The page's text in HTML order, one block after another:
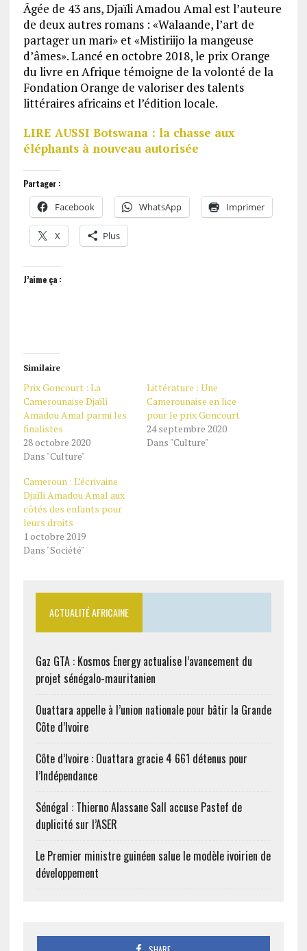
Âgée de 43 ans, Djaïli Amadou Amal est l’auteure
de deux autres romans : «Walaande, l’art de
partager un mari» et «Mistiriijo la mangeuse
d’âmes». Lancé en octobre 2018, le prix Orange
du livre en Afrique témoigne de la volonté de la
Fondation Orange de valoriser des talents
littéraires africains et l’édition locale.
LIRE AUSSI Botswana : la chasse aux
éléphants à nouveau autorisée
Partager :
Facebook WhatsApp Imprimer
X Plus
J’aime ça :
Similaire
Prix Goncourt : La
Camerounaise Djaïli
Amadou Amal parmi les
finalistes
28 octobre 2020
Dans "Culture"
Littérature : Une
Camerounaise en lice
pour le prix Goncourt
24 septembre 2020
Dans "Culture"
Cameroun : L’écrivaine
Djaïli Amadou Amal aux
côtés des enfants pour
leurs droits
1 octobre 2019
Dans "Société"
ACTUALITÉ AFRICAINE
Gaz GTA : Kosmos Energy actualise l’avancement du
projet sénégalo-mauritanien
Ouattara appelle à l’union nationale pour bâtir la Grande
Côte d’Ivoire
Côte d’Ivoire : Ouattara gracie 4 661 détenus pour
l’Indépendance
Sénégal : Thierno Alassane Sall accuse Pastef de
duplicité sur l’ASER
Le Premier ministre guinéen salue le modèle ivoirien de
développement